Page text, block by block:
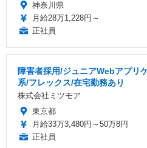
神奈川県
月給28万1,228円～
正社員
障害者採用/ジュニアWebアプリ
系/フレックス/在宅勤務あり
株式会社ミツモア
東京都
月給33万3,480円～50万8円
正社員